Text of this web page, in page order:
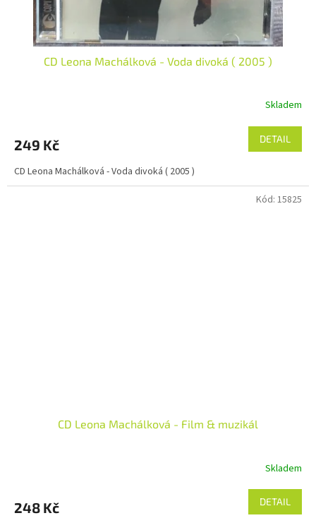
CD Leona Machálková - Voda divoká ( 2005 )
Skladem
249 Kč DETAIL
CD Leona Machálková - Voda divoká ( 2005 )
CD Leona Machálková - Film & muzikál
Skladem
248 Kč DETAIL
Kód: 15825